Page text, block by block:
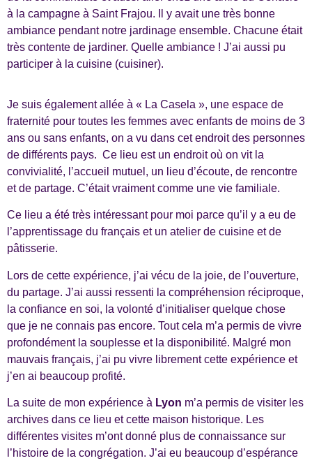
à la campagne à Saint Frajou. Il y avait une très bonne
ambiance pendant notre jardinage ensemble. Chacune était
très contente de jardiner. Quelle ambiance ! J’ai aussi pu
participer à la cuisine (cuisiner).
Je suis également allée à « La Casela », une espace de
fraternité pour toutes les femmes avec enfants de moins de 3
ans ou sans enfants, on a vu dans cet endroit des personnes
de différents pays. Ce lieu est un endroit où on vit la
convivialité, l’accueil mutuel, un lieu d’écoute, de rencontre
et de partage. C’était vraiment comme une vie familiale.
Ce lieu a été très intéressant pour moi parce qu’il y a eu de
l’apprentissage du français et un atelier de cuisine et de
pâtisserie.
Lors de cette expérience, j’ai vécu de la joie, de l’ouverture,
du partage. J’ai aussi ressenti la compréhension réciproque,
la confiance en soi, la volonté d’initialiser quelque chose
que je ne connais pas encore. Tout cela m’a permis de vivre
profondément la souplesse et la disponibilité. Malgré mon
mauvais français, j’ai pu vivre librement cette expérience et
j’en ai beaucoup profité.
La suite de mon expérience à Lyon m’a permis de visiter les
archives dans ce lieu et cette maison historique. Les
différentes visites m’ont donné plus de connaissance sur
l’histoire de la congrégation. J’ai eu beaucoup d’espérance